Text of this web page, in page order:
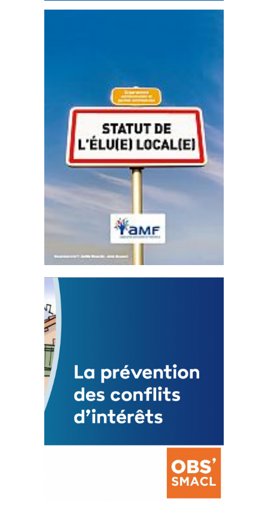
Statut de l’élu local
3 avril 2024
Mise à jour avril 2024
FEUILLETER